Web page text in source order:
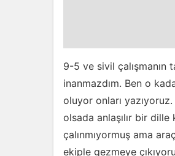
9-5 ve sivil çalışmanın
inanmazdım. Ben o
oluyor onları
olsada anlaşılır bir
çalınmıyormuş ama
ekiple gezmeye